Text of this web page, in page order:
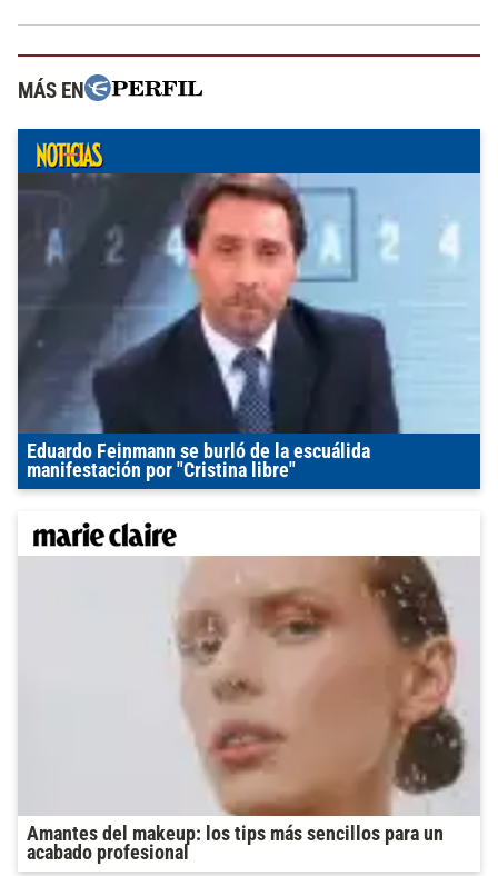
MÁS EN
Eduardo Feinmann se burló de la escuálida
manifestación por "Cristina libre"
Amantes del makeup: los tips más sencillos para un
acabado profesional